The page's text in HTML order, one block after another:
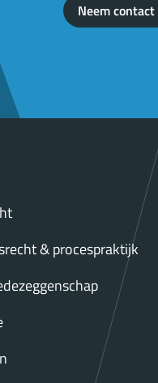
Neem contact
& procespraktijk